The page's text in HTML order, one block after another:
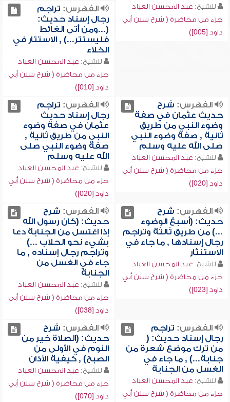
للشيخ: عبد المحسن العباد
جزء من محاضرة ( شرح سنن أبي
داود [005])
الفهرس: تراجم
رجال إسناد حديث:
(...ومن أتى الغائط
فليستتر...) , الاستتار في
الخلاء
للشيخ: عبد المحسن العباد
جزء من محاضرة ( شرح سنن أبي
داود [010])
الفهرس: شرح
حديث عثمان في صفة
وضوء النبي من طريق
ثانية , صفة وضوء النبي
صلى الله عليه وسلم
للشيخ: عبد المحسن العباد
جزء من محاضرة ( شرح سنن أبي
داود [020])
الفهرس: تراجم
رجال إسناد حديث
عثمان في صفة وضوء
النبي من طريق ثانية ,
صفة وضوء النبي صلى
الله عليه وسلم
للشيخ: عبد المحسن العباد
جزء من محاضرة ( شرح سنن أبي
داود [020])
الفهرس: شرح
حديث: (أسبغ الوضوء
...) من طريق ثالثة وتراجم
رجال إسنادها , ما جاء في
الاستنثار
للشيخ: عبد المحسن العباد
جزء من محاضرة ( شرح سنن أبي
داود [023])
الفهرس: شرح
حديث: (كان رسول الله
إذا اغتسل من الجنابة دعا
بشيء نحو الحلاب ...)
وتراجم رجال إسناده , ما
جاء في الغسل من
الجنابة
للشيخ: عبد المحسن العباد
جزء من محاضرة ( شرح سنن أبي
داود [038])
الفهرس: تراجم
رجال إسناد حديث: (
من ترك موضع شعرة من
جنابة...) , ما جاء في
الغسل من الجنابة
للشيخ: عبد المحسن العباد
جزء من محاضرة ( شرح سنن أبي
الفهرس: شرح
حديث: (الصلاة خير من
النوم في الأولى من
الصبح) , كيفية الأذان
للشيخ: عبد المحسن العباد
جزء من محاضرة ( شرح سنن أبي
داود [070])